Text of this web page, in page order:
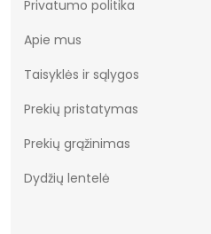
Privatumo politika
Apie mus
Taisyklės ir sąlygos
Prekių pristatymas
Prekių grąžinimas
Dydžių lentelė